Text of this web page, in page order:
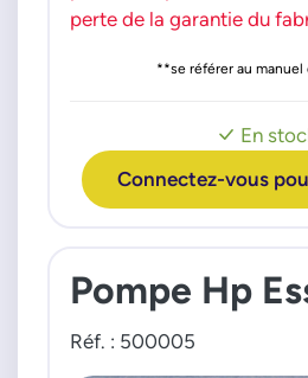
En
Connectez-vous
perte de la garantie du
**se référer au
Pompe Hp
Réf. : 500005